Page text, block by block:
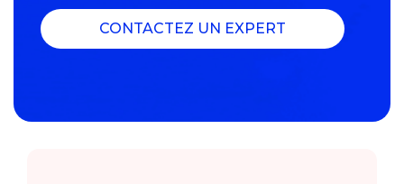
CONTACTEZ UN EXPERT